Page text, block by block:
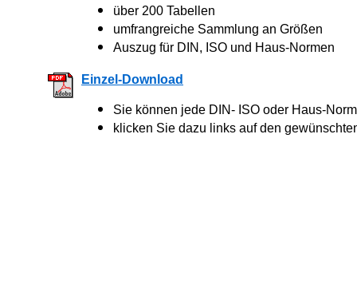
über 200 Tabellen
umfrangreiche Sammlung an Größen
Auszug für DIN, ISO und Haus-Normen
Einzel-Download
Sie können jede DIN- ISO oder Haus-
klicken Sie dazu links auf den